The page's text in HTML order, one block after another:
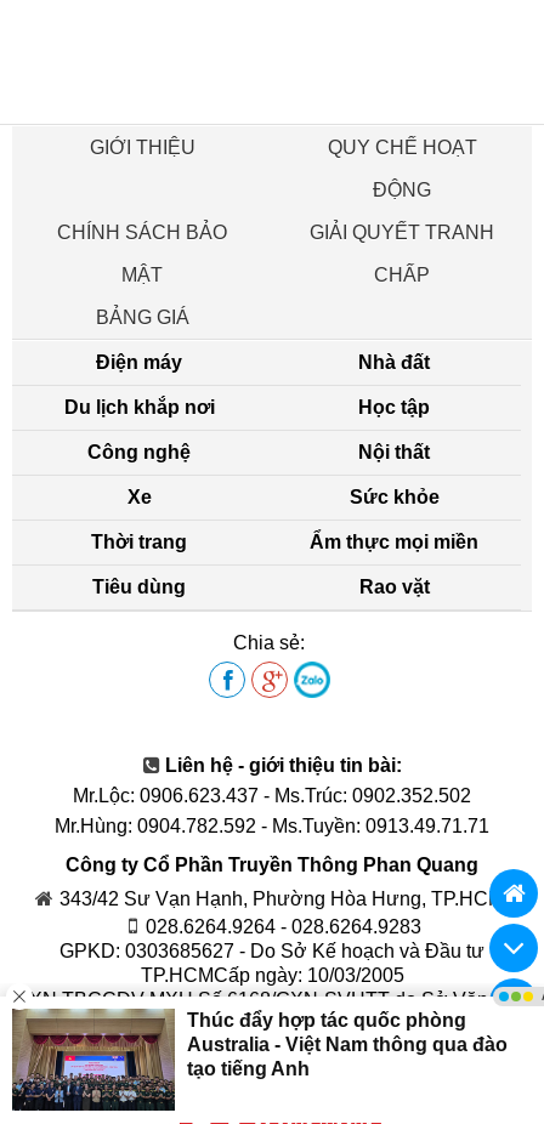
GIỚI THIỆU QUY CHẾ HOẠT
ĐỘNG
CHÍNH SÁCH BẢO
MẬT
GIẢI QUYẾT TRANH
CHẤP
BẢNG GIÁ
Điện máy Nhà đất
Du lịch khắp nơi Học tập
Công nghệ Nội thất
Xe Sức khỏe
Thời trang Ẩm thực mọi miền
Tiêu dùng Rao vặt
Chia sẻ:
Liên hệ - giới thiệu tin bài:
Mr.Lộc: 0906.623.437 - Ms.Trúc: 0902.352.502
Mr.Hùng: 0904.782.592 - Ms.Tuyền: 0913.49.71.71
Công ty Cổ Phần Truyền Thông Phan Quang
343/42 Sư Vạn Hạnh, Phường Hòa Hưng, TP.HCM.
028.6264.9264 - 028.6264.9283
GPKD: 0303685627 - Do Sở Kế hoạch và Đầu tư
TP.HCMCấp ngày: 10/03/2005
GXN TBCCDV MXH Số 6168/GXN-SVHTT do Sở Văn Hóa
và Thể Thao TP.HCM Cấp ngày: 24/11/2025
Chịu trách nhiệm nội dung: Phan Văn Quang